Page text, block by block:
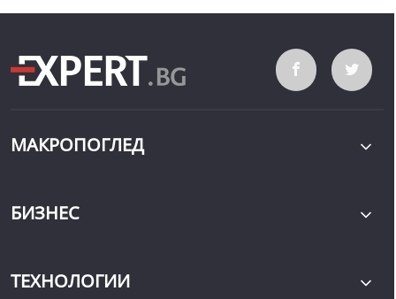
МАКРОПОГЛЕД
БИЗНЕС
ТЕХНОЛОГИИ